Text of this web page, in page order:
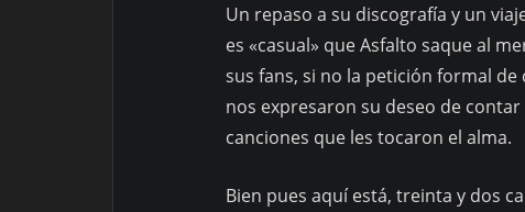
Un repaso a su discografía y un
es «casual» que Asfalto saque al
sus fans, si no la petición formal
nos expresaron su deseo de
canciones que les tocaron el alma.
Bien pues aquí está, treinta y dos